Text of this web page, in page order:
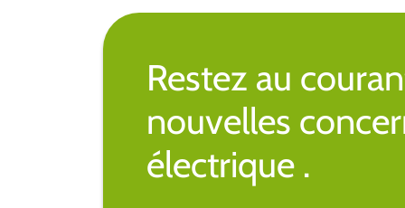
Restez au
nouvelles
électrique .